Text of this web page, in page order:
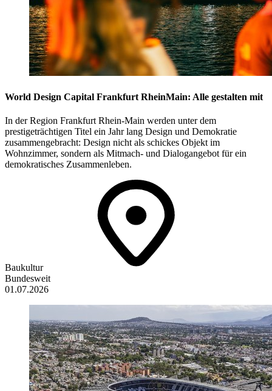
World Design Capital Frankfurt RheinMain: Alle gestalten mit
In der Region Frankfurt Rhein-Main werden unter dem
prestigeträchtigen Titel ein Jahr lang Design und Demokratie
zusammengebracht: Design nicht als schickes Objekt im
Wohnzimmer, sondern als Mitmach- und Dialogangebot für ein
demokratisches Zusammenleben.
Baukultur
Bundesweit
01.07.2026